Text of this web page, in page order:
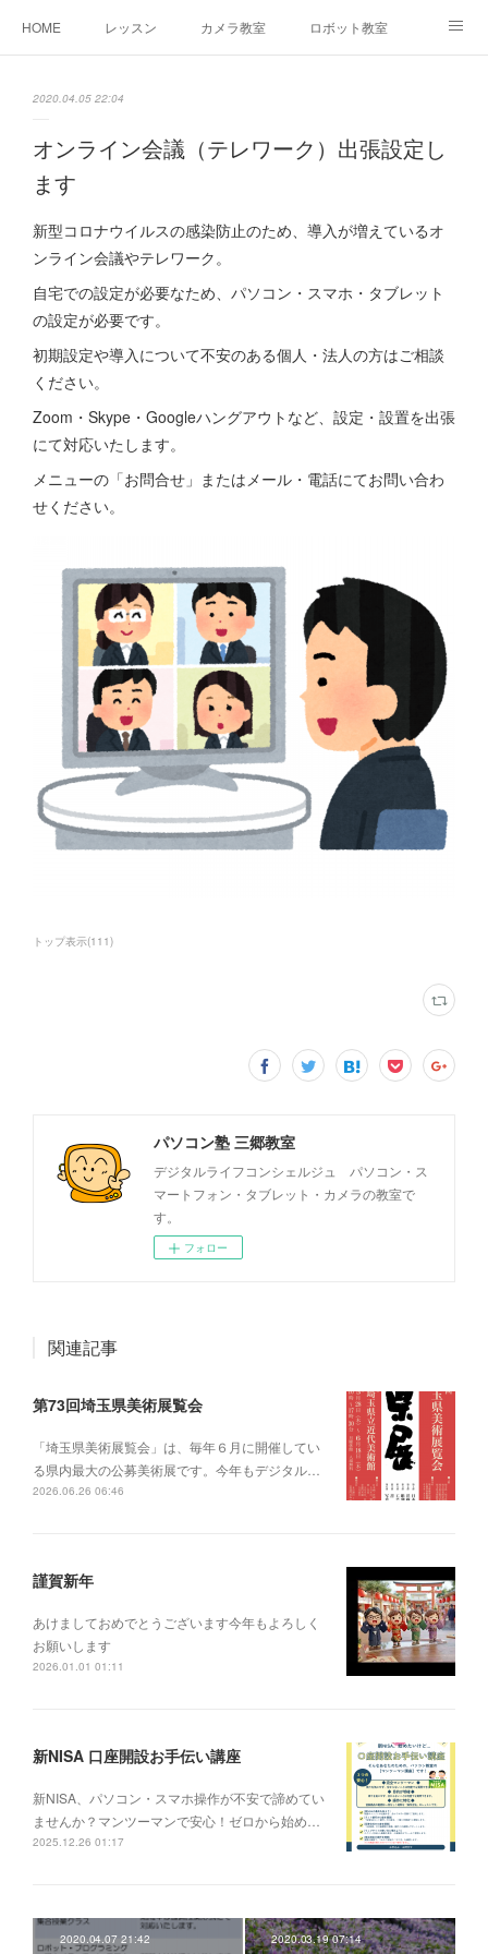
HOME レッスン カメラ教室 ロボット教室
2020.04.05 22:04
オンライン会議（テレワーク）出張設定し
ます
新型コロナウイルスの感染防止のため、導入が増えているオ
ンライン会議やテレワーク。
自宅での設定が必要なため、パソコン・スマホ・タブレット
の設定が必要です。
初期設定や導入について不安のある個人・法人の方はご相談
ください。
Zoom・Skype・Googleハングアウトなど、設定・設置を出張
にて対応いたします。
メニューの「お問合せ」またはメール・電話にてお問い合わ
せください。
トップ表示(111)
パソコン塾 三郷教室
デジタルライフコンシェルジュ パソコン・ス
マートフォン・タブレット・カメラの教室で
す。
フォロー
関連記事
第73回埼玉県美術展覧会
「埼玉県美術展覧会」は、毎年６月に開催してい
る県内最大の公募美術展です。今年もデジタル…
2026.06.26 06:46
謹賀新年
あけましておめでとうございます今年もよろしく
お願いします
2026.01.01 01:11
新NISA 口座開設お手伝い講座
新NISA、パソコン・スマホ操作が不安で諦めてい
ませんか？マンツーマンで安心！ゼロから始め…
2025.12.26 01:17
2020.04.07 21:42 2020.03.19 07:14